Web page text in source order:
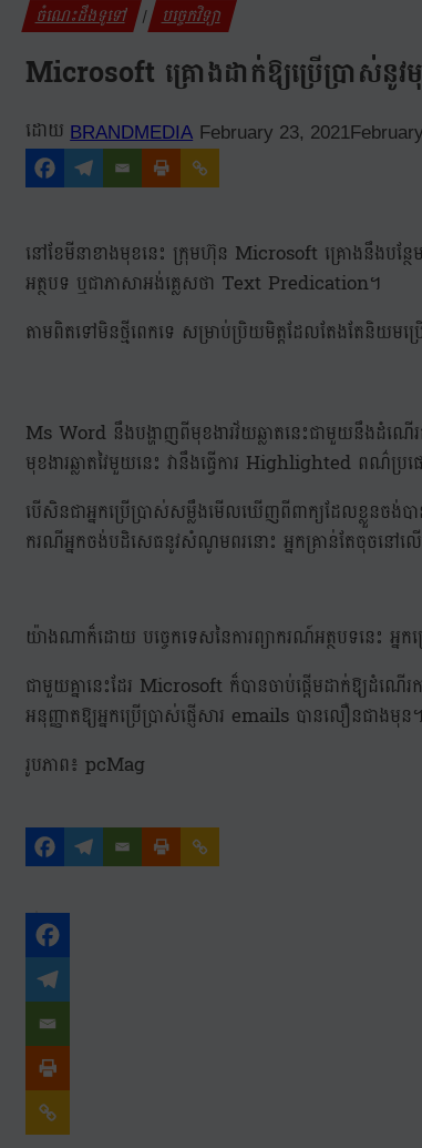
ចំណេះដឹងទូទៅ | បច្ចេកវិទ្យា
Microsoft គ្រោងដាក់ឱ្យប្រេីប្រាស់នូវ
BRANDMEDIA February 23, 2021
នៅខែមីនាខាងមុខនេះ ក្រុមហ៊ុន Microsoft គ្រោងនឹងបន្
អត្ថបទ ឬជាភាសាអង់គ្លេសថា Text Predication។
តាមពិតទៅមិនថ្មីពេកទេ សម្រាប់ប្រិយមិត្តដែលតែងតែនិយម
Ms Word នឹងបង្ហាញពីមុខងារវ័យឆ្លាតនេះជាមួយនឹងដំ
មុខងារឆ្លាតវៃមួយនេះ វានឹងធ្វើការ Highlighted ពណ៌
បើសិនជាអ្នកប្រើប្រាស់សម្លឹងមើលឃើញពីពាក្យដែលខ្លួន
ករណីអ្នកចង់បដិសេធនូវសំណូមពរនោះ អ្នកគ្រាន់តែចុចនៅល
យ៉ាងណាក៏ដោយ បច្ចេកទេសនៃការព្យាករណ៍អត្ថបទនេះ អ្នកប្
ជាមួយគ្នានេះដែរ Microsoft ក៏បានចាប់ផ្តើមដាក់ឱ្យដំណ
អនុញ្ញាតឱ្យអ្នកប្រើប្រាស់ផ្ញើសារ emails បានលឿនជាងមុន
រូបភាព៖ pcMag